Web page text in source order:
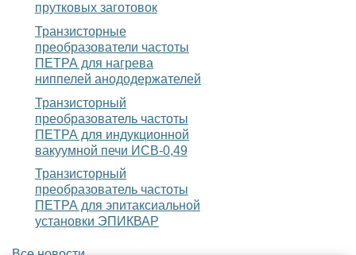
прутковых заготовок
Транзисторные
преобразователи частоты
ПЕТРА для нагрева
ниппелей анододержателей
Транзисторный
преобразователь частоты
ПЕТРА для индукционной
вакуумной печи ИСВ-0,49
Транзисторный
преобразователь частоты
ПЕТРА для эпитаксиальной
установки ЭПИКВАР